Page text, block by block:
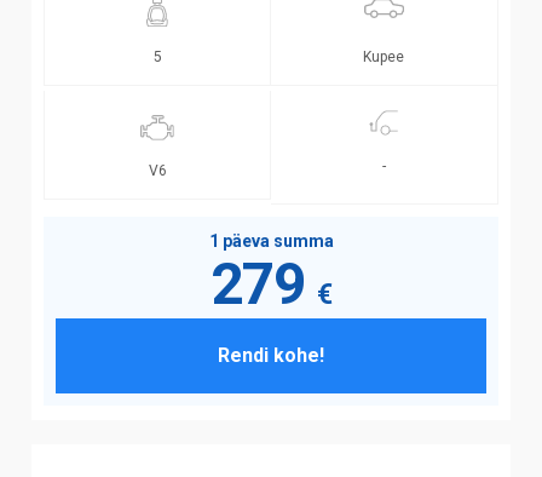
5 Kupee
V6 -
1 päeva summa
279 €
Rendi kohe!